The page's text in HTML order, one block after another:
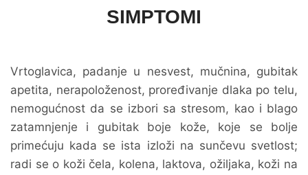
SIMPTOMI
Vrtoglavica, padanje u nesvest, mučnina, gubitak
apetita, nerapoloženost, proređivanje dlaka po telu,
nemogućnost da se izbori sa stresom, kao i blago
zatamnjenje i gubitak boje kože, koje se bolje
primećuju kada se ista izloži na sunčevu svetlost;
radi se o koži čela, kolena, laktova, ožiljaka, koži na